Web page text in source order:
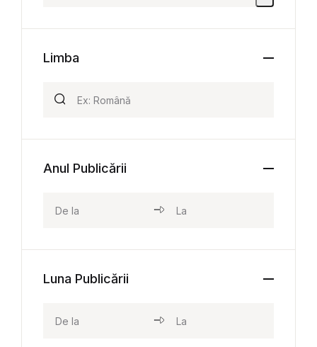
Limba
Anul Publicării
Luna Publicării